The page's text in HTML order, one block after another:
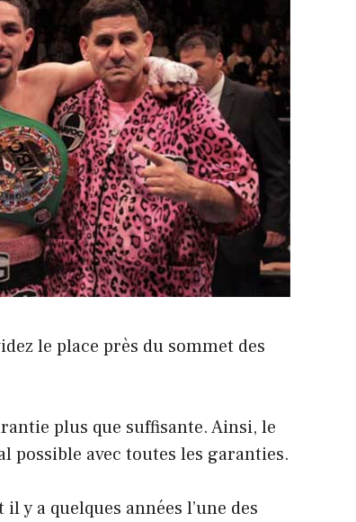
le place près du sommet des
plus que suffisante. Ainsi, le
avec toutes les garanties.
y a quelques années l’une des